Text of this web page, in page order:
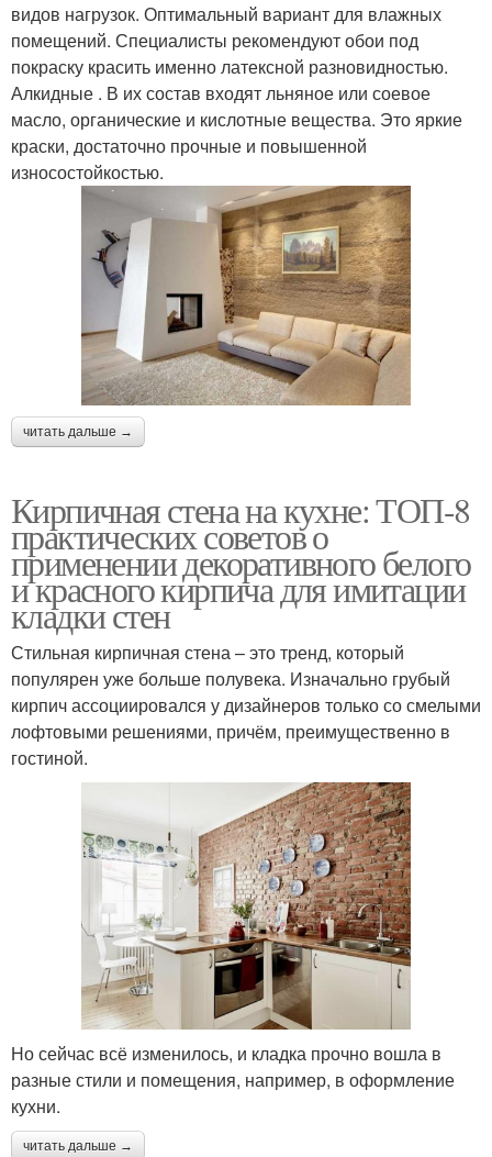
видов нагрузок. Оптимальный вариант для влажных
помещений. Специалисты рекомендуют обои под
покраску красить именно латексной разновидностью.
Алкидные . В их состав входят льняное или соевое
масло, органические и кислотные вещества. Это яркие
краски, достаточно прочные и повышенной
износостойкостью.
читать дальше →
Кирпичная стена на кухне: ТОП-8
практических советов о
применении декоративного белого
и красного кирпича для имитации
кладки стен
Стильная кирпичная стена – это тренд, который
популярен уже больше полувека. Изначально грубый
кирпич ассоциировался у дизайнеров только со смелыми
лофтовыми решениями, причём, преимущественно в
гостиной.
Но сейчас всё изменилось, и кладка прочно вошла в
разные стили и помещения, например, в оформление
кухни.
читать дальше →